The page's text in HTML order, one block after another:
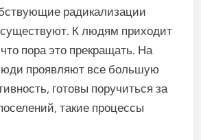
радикализации
К людям приходит
пора это прекращать. На
проявляют все большую
готовы поручиться за
такие процессы